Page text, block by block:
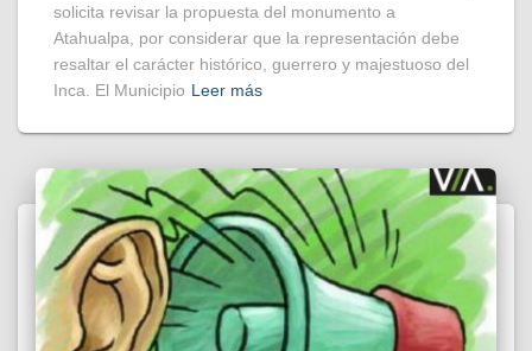
solicita revisar la propuesta del monumento a
Atahualpa, por considerar que la representación debe
resaltar el carácter histórico, guerrero y majestuoso del
Inca. El Municipio Leer más